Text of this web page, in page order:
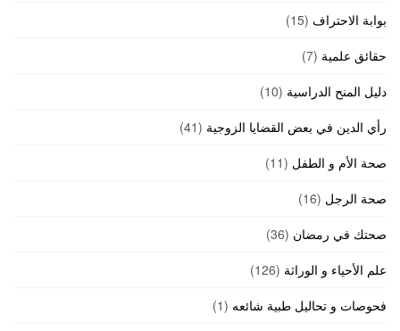
بوابة الاحتراف (15)
حقائق علمية (7)
دليل المنح الدراسية (10)
رأي الدين في بعض القضايا الزوجية (41)
صحة الأم و الطفل (11)
صحة الرجل (16)
صحتك في رمضان (36)
علم الأحياء و الوراثة (126)
فحوصات و تحاليل طبية شائعه (1)